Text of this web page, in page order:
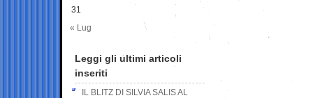
31
« Lug
Leggi gli ultimi articoli
inseriti
IL BLITZ DI SILVIA SALIS AL